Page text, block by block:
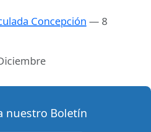
Concepción — 8
nuestro Boletín